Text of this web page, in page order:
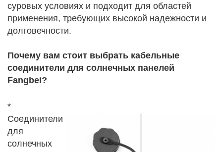
суровых условиях и подходит для областей
применения, требующих высокой надежности и
долговечности.
Почему вам стоит выбрать кабельные
соединители для солнечных панелей
Fangbei?
*
Соединители
для
солнечных